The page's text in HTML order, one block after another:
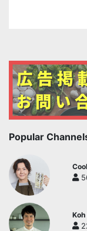
Popular